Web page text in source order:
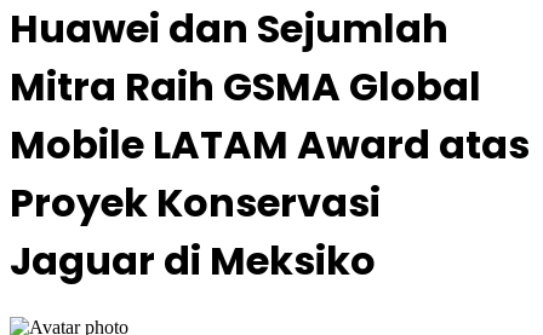
Huawei dan Sejumlah
Mitra Raih GSMA Global
Mobile LATAM Award atas
Proyek Konservasi
Jaguar di Meksiko